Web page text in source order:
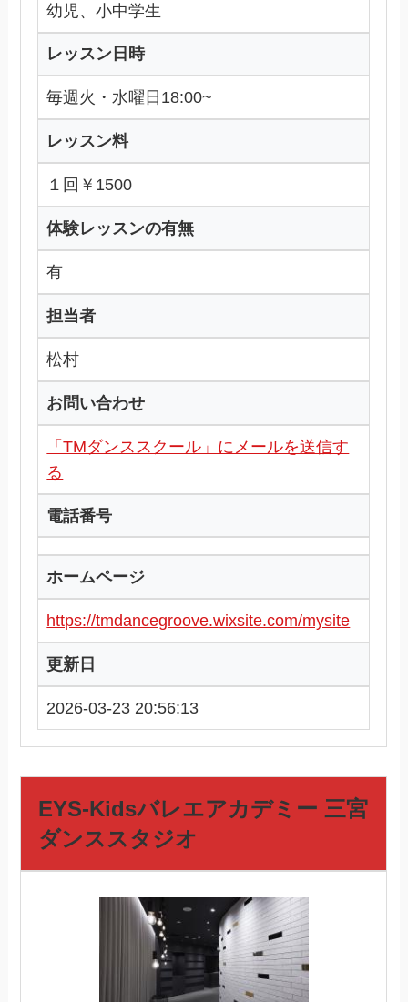
幼児、小中学生
レッスン日時
毎週火・水曜日18:00~
レッスン料
１回￥1500
体験レッスンの有無
有
担当者
松村
お問い合わせ
「TMダンススクール」にメールを送信す
る
電話番号
ホームページ
https://tmdancegroove.wixsite.com/mysite
更新日
2026-03-23 20:56:13
EYS-Kidsバレエアカデミー 三宮
ダンススタジオ